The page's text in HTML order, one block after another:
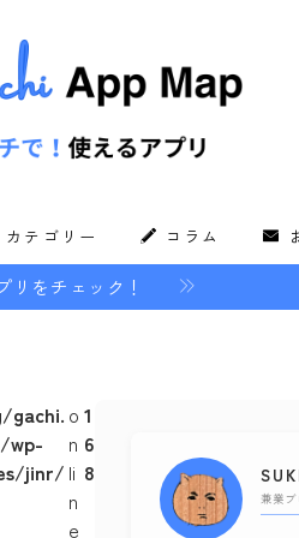
カテゴリー
しとお金
ィア
・スキル
コラム
リをチェック！
gachi.
wp-
jinr/
o
n
li
n
e
1
6
8
兼業